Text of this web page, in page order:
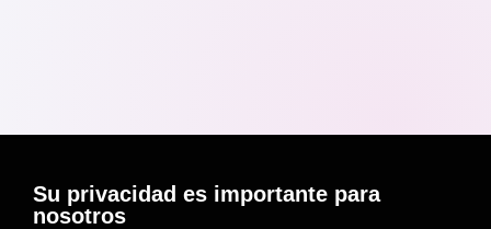
Su privacidad es importante para
nosotros